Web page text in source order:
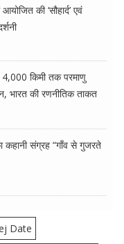
की ‘सौहार्द’ एवं
किमी तक परमाणु
भारत की रणनीतिक ताकत
कहानी संग्रह “गाँव से गुजरते
Date